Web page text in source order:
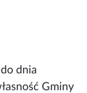
dnia
Gminy